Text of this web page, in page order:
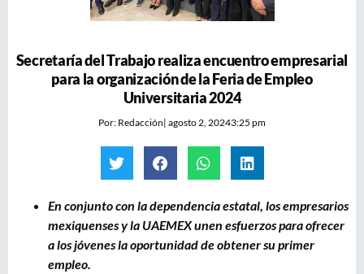
Secretaría del Trabajo realiza encuentro empresarial
para la organización de la Feria de Empleo
Universitaria 2024
Por: Redacción| agosto 2, 20243:25 pm
En conjunto con la dependencia estatal, los empresarios
mexiquenses y la UAEMEX unen esfuerzos para ofrecer
a los jóvenes la oportunidad de obtener su primer
empleo.